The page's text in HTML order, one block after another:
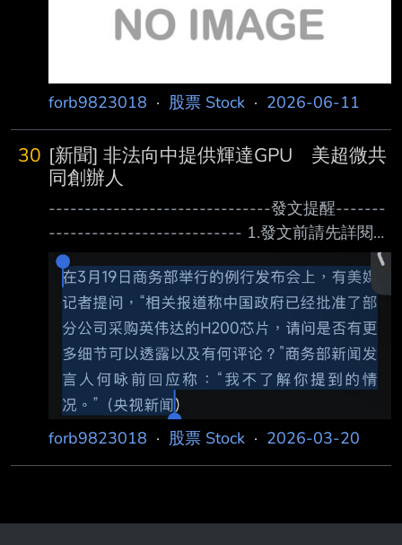
forb9823018 · 股票 Stock · 2026-06-11
30 [新聞] 非法向中提供輝達GPU 美超微共
同創辦人
-------------------------------發文提醒-------
--------------------------- 1.發文前請先詳閱
[新聞]分類發文規範，未依規範發文將受處分。
2.發文請依照格式文章標明段落，不符合格式者
依 1-2-1 處分。 3.連結過長請善用縮網址服
務，連結不能點擊者板規 1-2-2 處分。 4.心得/
評論請盡量充實，心得過短或濫竽充數將以板規
1-2-3 處分。 ------------------------ 按ctrl+y
可刪除以上內容。 -----
forb9823018 · 股票 Stock · 2026-03-20